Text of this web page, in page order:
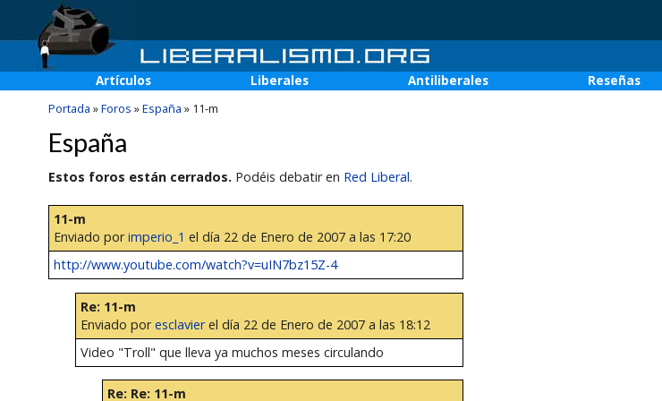
Artículos Liberales Antiliberales Reseñas
Portada »Foros »España » 11-m
España
Estos foros están cerrados. Podéis debatir en Red Liberal.
11-m
Enviado porimperio_1 el día 22 de Enero de 2007 a las 17:20
http://www.youtube.com/watch?v=uIN7bz15Z-4
Re: 11-m
Enviado poresclavierel día 22 de Enero de 2007 a las 18:12
Video "Troll" que lleva ya muchos meses circulando
Re: Re: 11-m